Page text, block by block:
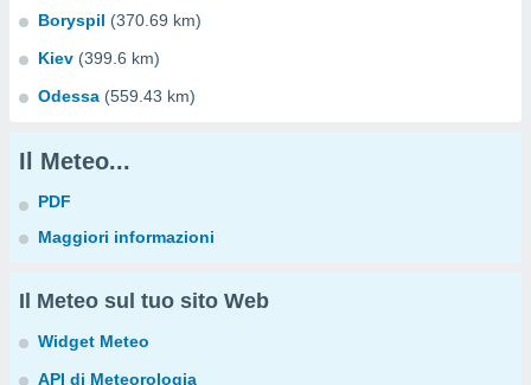
Boryspil (370.69 km)
Kiev (399.6 km)
Odessa (559.43 km)
Il Meteo...
PDF
Maggiori informazioni
Il Meteo sul tuo sito Web
Widget Meteo
API di Meteorologia